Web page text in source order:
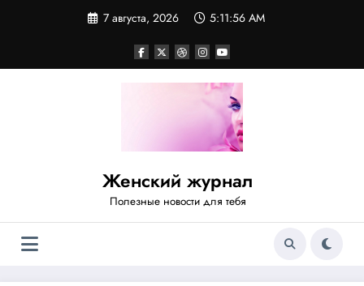
7 августа, 2026 5:11:56 AM
Женский журнал
Полезные новости для тебя